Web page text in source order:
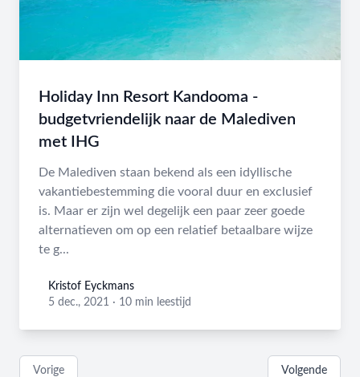
Holiday Inn Resort Kandooma -
budgetvriendelijk naar de Malediven
met IHG
De Malediven staan bekend als een idyllische
vakantiebestemming die vooral duur en exclusief
is. Maar er zijn wel degelijk een paar zeer goede
alternatieven om op een relatief betaalbare wijze
te g...
Kristof Eyckmans
Kristof Eyckmans
5 dec., 2021 · 10 min leestijd
Vorige Volgende